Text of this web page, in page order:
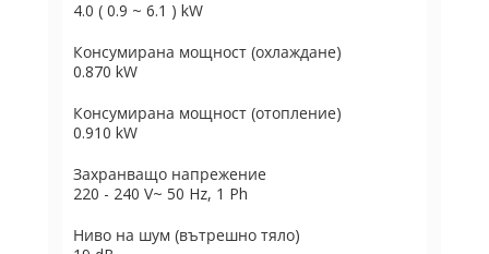
4.0 ( 0.9 ~ 6.1 ) kW
Консумирана мощност (охлаждане)
0.870 kW
Консумирана мощност (отопление)
0.910 kW
Захранващо напрежение
220 - 240 V~ 50 Hz, 1 Ph
Ниво на шум (вътрешно тяло)